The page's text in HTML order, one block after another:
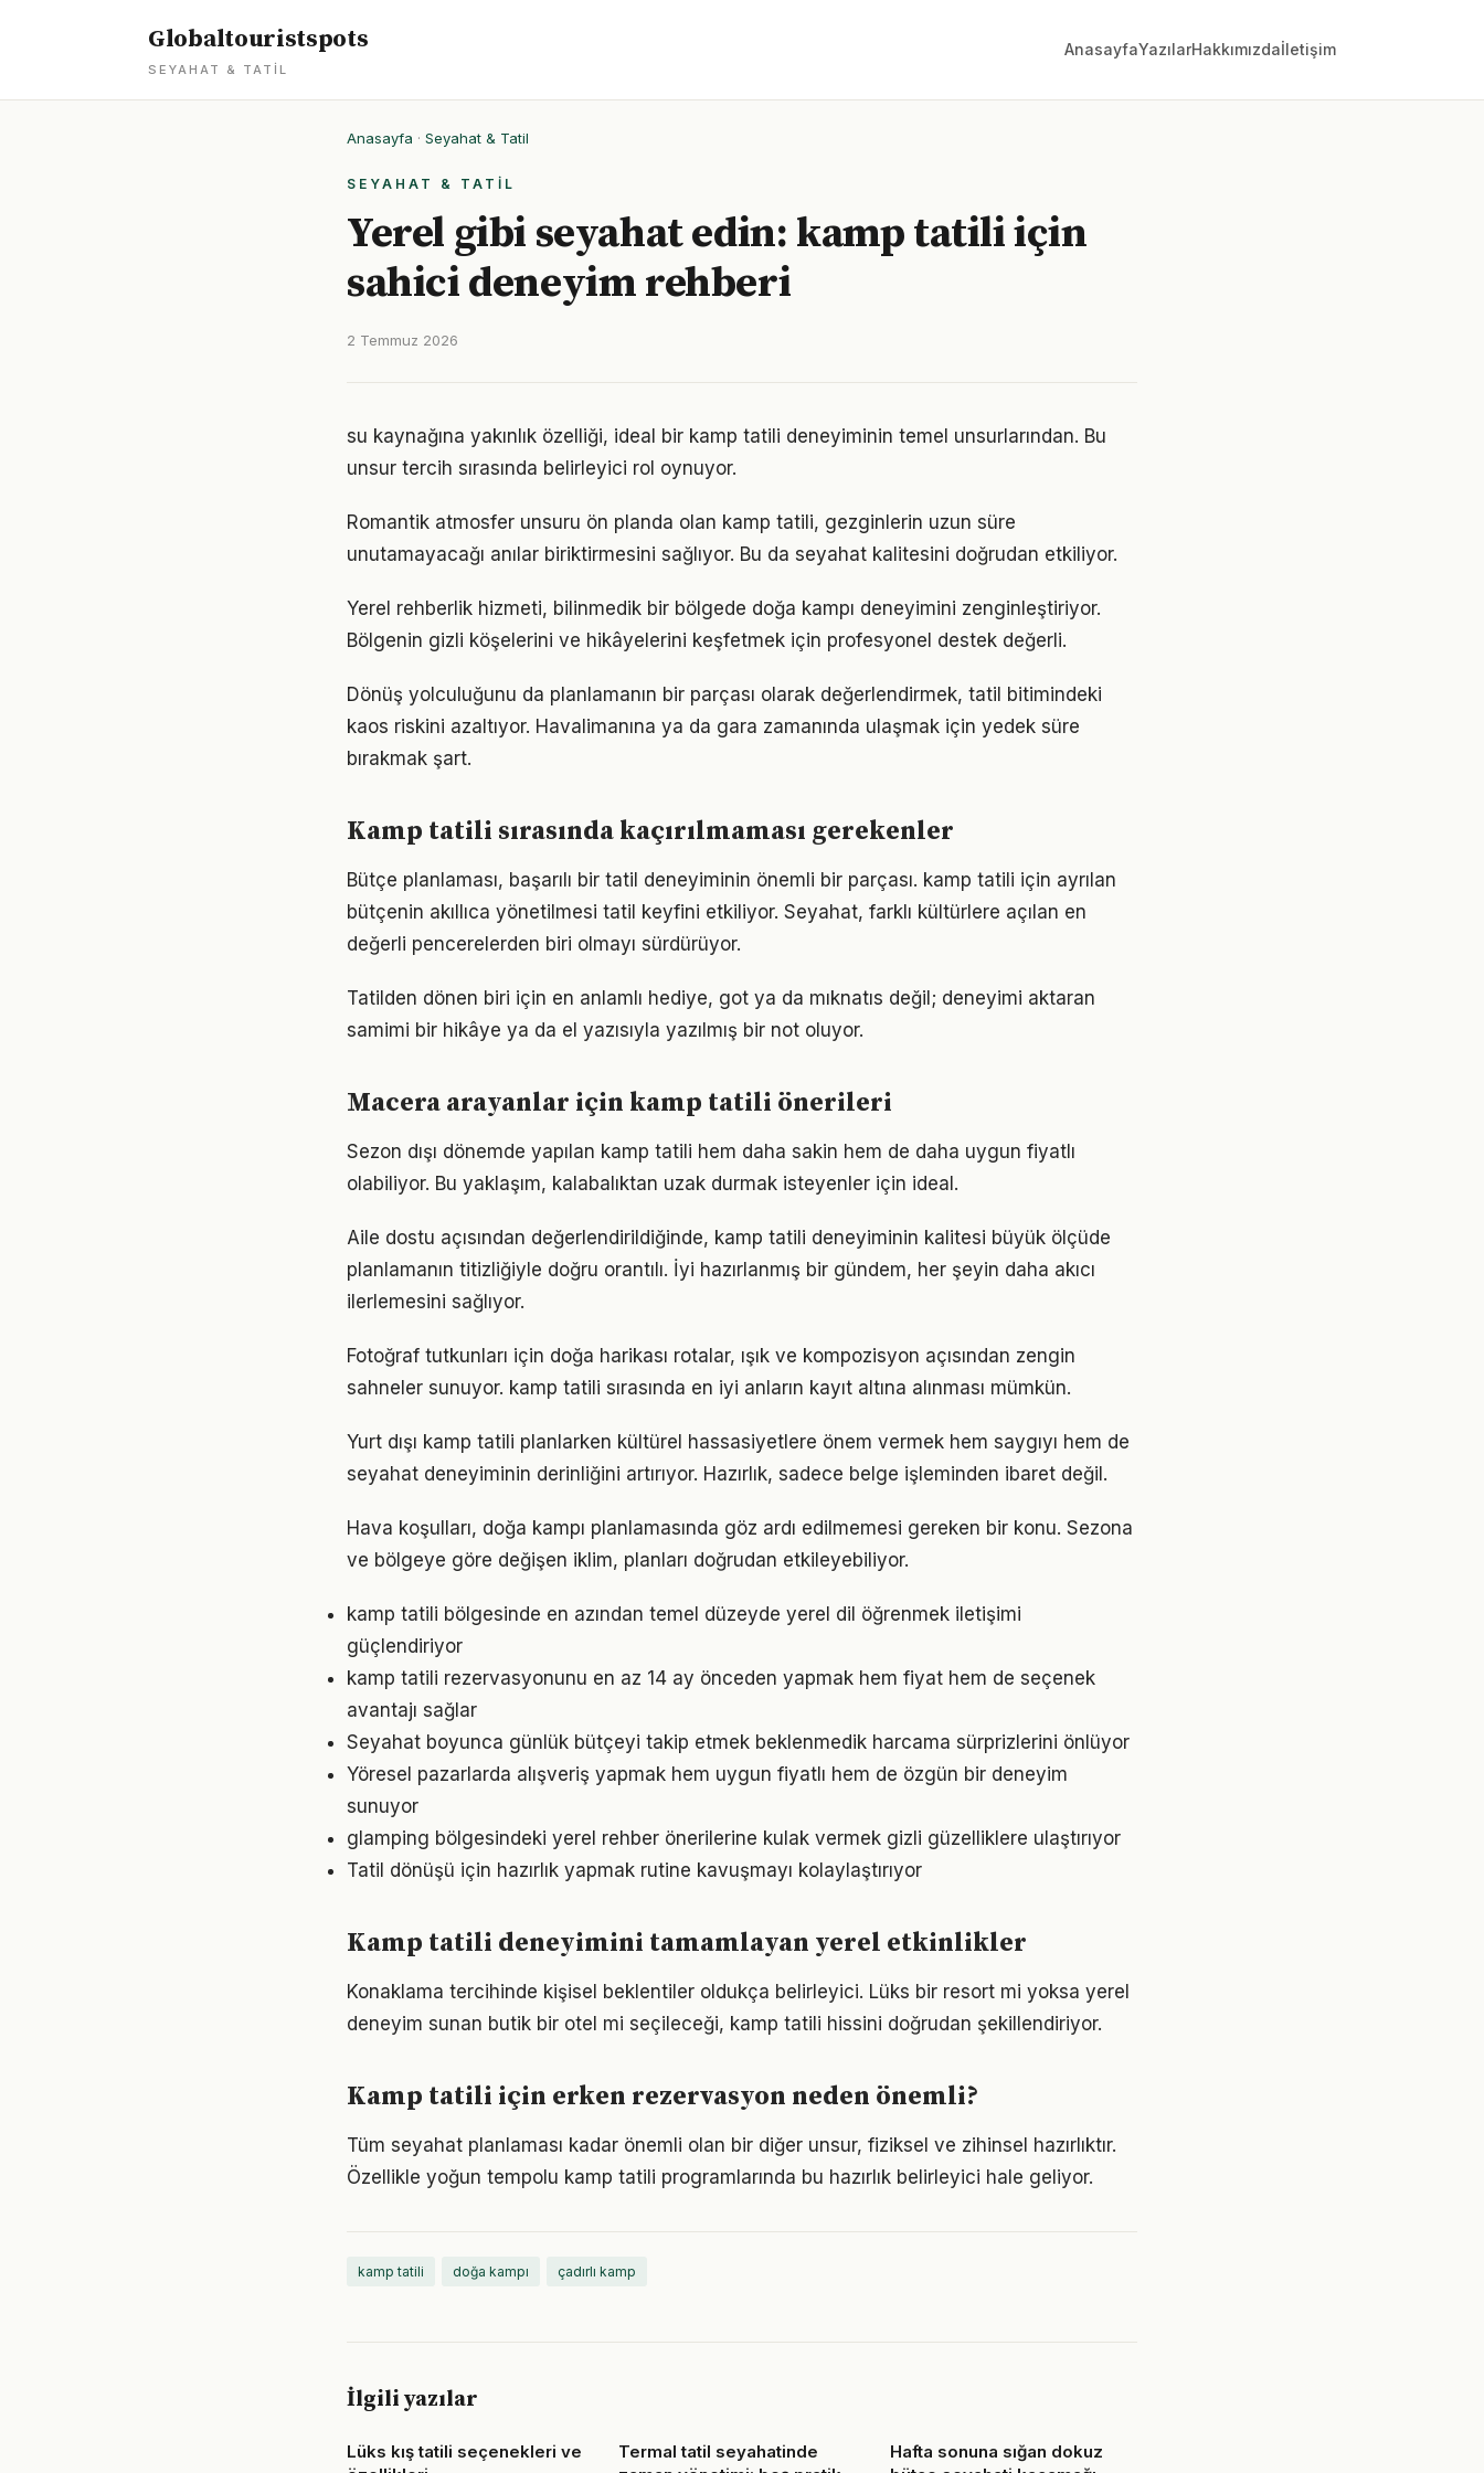
Globaltouristspots
SEYAHAT & TATIL
AnasayfaYazılarHakkımızdaİletişim
Anasayfa · Seyahat & Tatil
SEYAHAT & TATIL
Yerel gibi seyahat edin: kamp tatili için
sahici deneyim rehberi
2 Temmuz 2026
su kaynağına yakınlık özelliği, ideal bir kamp tatili deneyiminin temel unsurlarından. Bu
unsur tercih sırasında belirleyici rol oynuyor.
Romantik atmosfer unsuru ön planda olan kamp tatili, gezginlerin uzun süre
unutamayacağı anılar biriktirmesini sağlıyor. Bu da seyahat kalitesini doğrudan etkiliyor.
Yerel rehberlik hizmeti, bilinmedik bir bölgede doğa kampı deneyimini zenginleştiriyor.
Bölgenin gizli köşelerini ve hikâyelerini keşfetmek için profesyonel destek değerli.
Dönüş yolculuğunu da planlamanın bir parçası olarak değerlendirmek, tatil bitimindeki
kaos riskini azaltıyor. Havalimanına ya da gara zamanında ulaşmak için yedek süre
bırakmak şart.
Kamp tatili sırasında kaçırılmaması gerekenler
Bütçe planlaması, başarılı bir tatil deneyiminin önemli bir parçası. kamp tatili için ayrılan
bütçenin akıllıca yönetilmesi tatil keyfini etkiliyor. Seyahat, farklı kültürlere açılan en
değerli pencerelerden biri olmayı sürdürüyor.
Tatilden dönen biri için en anlamlı hediye, got ya da mıknatıs değil; deneyimi aktaran
samimi bir hikâye ya da el yazısıyla yazılmış bir not oluyor.
Macera arayanlar için kamp tatili önerileri
Sezon dışı dönemde yapılan kamp tatili hem daha sakin hem de daha uygun fiyatlı
olabiliyor. Bu yaklaşım, kalabalıktan uzak durmak isteyenler için ideal.
Aile dostu açısından değerlendirildiğinde, kamp tatili deneyiminin kalitesi büyük ölçüde
planlamanın titizliğiyle doğru orantılı. İyi hazırlanmış bir gündem, her şeyin daha akıcı
ilerlemesini sağlıyor.
Fotoğraf tutkunları için doğa harikası rotalar, ışık ve kompozisyon açısından zengin
sahneler sunuyor. kamp tatili sırasında en iyi anların kayıt altına alınması mümkün.
Yurt dışı kamp tatili planlarken kültürel hassasiyetlere önem vermek hem saygıyı hem de
seyahat deneyiminin derinliğini artırıyor. Hazırlık, sadece belge işleminden ibaret değil.
Hava koşulları, doğa kampı planlamasında göz ardı edilmemesi gereken bir konu. Sezona
ve bölgeye göre değişen iklim, planları doğrudan etkileyebiliyor.
kamp tatili bölgesinde en azından temel düzeyde yerel dil öğrenmek iletişimi
güçlendiriyor
kamp tatili rezervasyonunu en az 14 ay önceden yapmak hem fiyat hem de seçenek
avantajı sağlar
Seyahat boyunca günlük bütçeyi takip etmek beklenmedik harcama sürprizlerini önlüyor
Yöresel pazarlarda alışveriş yapmak hem uygun fiyatlı hem de özgün bir deneyim
sunuyor
glamping bölgesindeki yerel rehber önerilerine kulak vermek gizli güzelliklere ulaştırıyor
Tatil dönüşü için hazırlık yapmak rutine kavuşmayı kolaylaştırıyor
Kamp tatili deneyimini tamamlayan yerel etkinlikler
Konaklama tercihinde kişisel beklentiler oldukça belirleyici. Lüks bir resort mi yoksa yerel
deneyim sunan butik bir otel mi seçileceği, kamp tatili hissini doğrudan şekillendiriyor.
Kamp tatili için erken rezervasyon neden önemli?
Tüm seyahat planlaması kadar önemli olan bir diğer unsur, fiziksel ve zihinsel hazırlıktır.
Özellikle yoğun tempolu kamp tatili programlarında bu hazırlık belirleyici hale geliyor.
kamp tatili doğa kampı çadırlı kamp
İlgili yazılar
Lüks kış tatili seçenekleri ve
Termal tatil seyahatinde
Hafta sonuna sığan dokuz